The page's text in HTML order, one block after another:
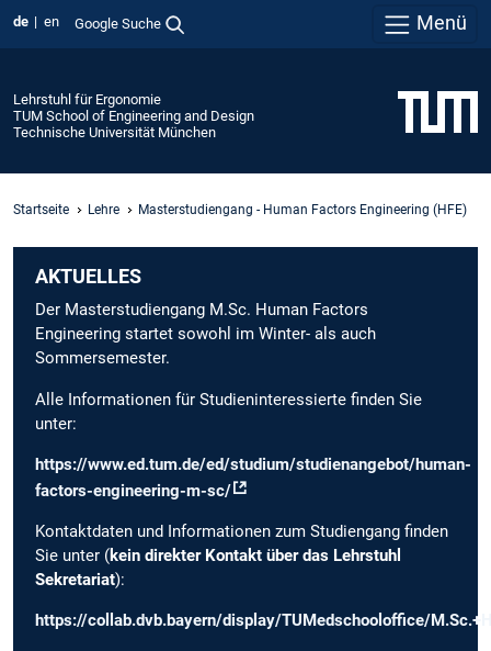
de en Google Suche Menü
Lehrstuhl für Ergonomie
TUM School of Engineering and Design
Technische Universität München
Startseite Lehre Masterstudiengang - Human Factors Engineering (HFE)
AKTUELLES
Der Masterstudiengang M.Sc. Human Factors
Engineering startet sowohl im Winter- als auch
Sommersemester.
Alle Informationen für Studieninteressierte finden Sie
unter:
https://www.ed.tum.de/ed/studium/studienangebot/human-
factors-engineering-m-sc/
Kontaktdaten und Informationen zum Studiengang finden
Sie unter (kein direkter Kontakt über das Lehrstuhl
Sekretariat):
https://collab.dvb.bayern/display/TUMedschooloffice/